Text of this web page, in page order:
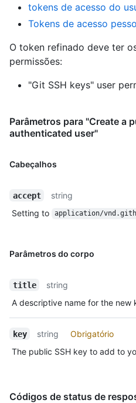
tokens de acesso do
Tokens de acesso
O token refinado deve ter
permissões:
"Git SSH keys" user
Parâmetros para "Create a
authenticated user"
Cabeçalhos
accept
string
Setting to
application/
Parâmetros do corpo
title
string
A descriptive name for the new
key string
Obrigatório
The public SSH key to add to
Códigos de status de